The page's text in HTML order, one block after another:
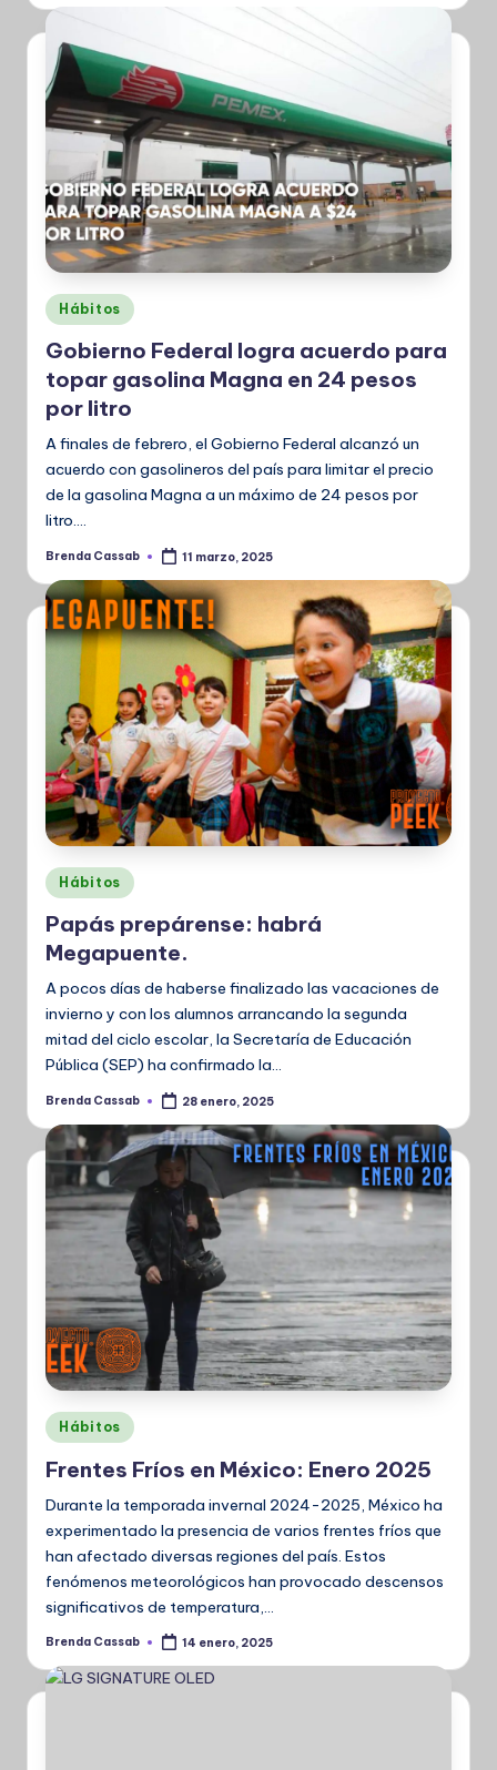
Publicado
en
Hábitos
Gobierno Federal logra acuerdo para
topar gasolina Magna en 24 pesos
por litro
A finales de febrero, el Gobierno Federal alcanzó un
acuerdo con gasolineros del país para limitar el precio
de la gasolina Magna a un máximo de 24 pesos por
litro.…
Publicado
Brenda Cassab 11 marzo, 2025
Publicado
en
Hábitos
Papás prepárense: habrá
Megapuente.
A pocos días de haberse finalizado las vacaciones de
invierno y con los alumnos arrancando la segunda
mitad del ciclo escolar, la Secretaría de Educación
Pública (SEP) ha confirmado la…
Publicado
Brenda Cassab 28 enero, 2025
Publicado
en
Hábitos
Frentes Fríos en México: Enero 2025
Durante la temporada invernal 2024-2025, México ha
experimentado la presencia de varios frentes fríos que
han afectado diversas regiones del país. Estos
fenómenos meteorológicos han provocado descensos
significativos de temperatura,…
Publicado
Brenda Cassab 14 enero, 2025